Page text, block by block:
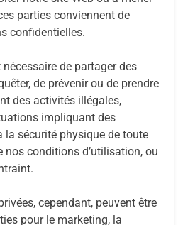
parties conviennent de
confidentielles.
nécessaire de partager des
de prévenir ou de prendre
des activités illégales,
impliquant des
la sécurité physique de toute
nos conditions d’utilisation, ou
cependant, peuvent être
pour le marketing, la